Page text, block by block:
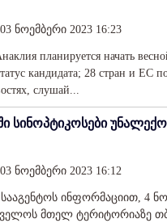
ნოემბერი 2023 16:23
планируется начать
кандидата; 28 стран и ЕС
слушай...
სინოპტიკოსები
ნოემბერი 2023 16:12
ინფორმაციით, 4
მთელ ტერიტორიაზე